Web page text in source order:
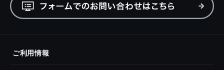
ご利用情報